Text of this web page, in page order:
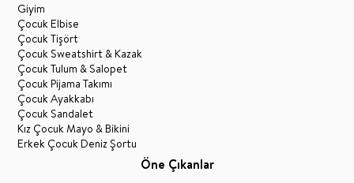
Giyim
Çocuk Elbise
Çocuk Tişört
Çocuk Sweatshirt & Kazak
Çocuk Tulum & Salopet
Çocuk Pijama Takımı
Çocuk Ayakkabı
Çocuk Sandalet
Kız Çocuk Mayo & Bikini
Erkek Çocuk Deniz Şortu
Öne Çıkanlar